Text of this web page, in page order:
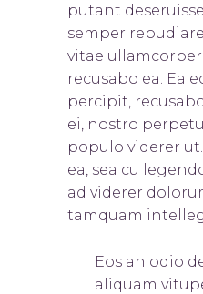
putant
semper
vitae
recusabo ea. Ea
percipit,
ei, nostro
populo viderer
ea, sea cu
ad viderer
tamquam
Eos an odio
aliquam